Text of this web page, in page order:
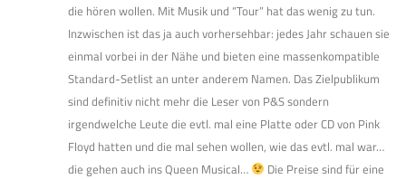
die hören wollen. Mit Musik und “Tour” hat das wenig zu tun.
Inzwischen ist das ja auch vorhersehbar: jedes Jahr schauen sie
einmal vorbei in der Nähe und bieten eine massenkompatible
Standard-Setlist an unter anderem Namen. Das Zielpublikum
sind definitiv nicht mehr die Leser von P&S sondern
irgendwelche Leute die evtl. mal eine Platte oder CD von Pink
Floyd hatten und die mal sehen wollen, wie das evtl. mal war…
die gehen auch ins Queen Musical…
Die Preise sind für eine